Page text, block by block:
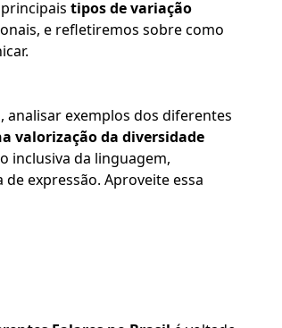
tipos de variação
e refletiremos sobre como
exemplos dos diferentes
valorização da diversidade
inclusiva da linguagem,
expressão. Aproveite essa